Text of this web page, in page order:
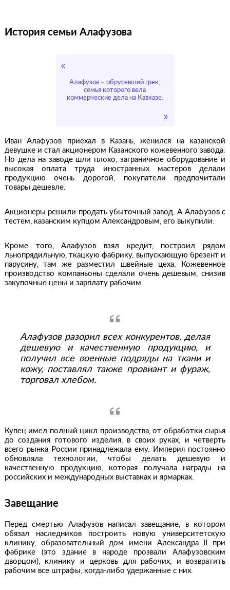
История семьи Алафузова
Алафузов – обрусевший грек,
семья которого вела
коммерческие дела на Кавказе.
Иван Алафузов приехал в Казань, женился на казанской
девушке и стал акционером Казанского кожевенного завода.
Но дела на заводе шли плохо, заграничное оборудование и
высокая оплата труда иностранных мастеров делали
продукцию очень дорогой, покупатели предпочитали
товары дешевле.
Акционеры решили продать убыточный завод. А Алафузов с
тестем, казанским купцом Александровым, его выкупили.
Кроме того, Алафузов взял кредит, построил рядом
льнопрядильную, ткацкую фабрику, выпускающую брезент и
парусину, там же разместил швейные цеха. Кожевенное
производство компаньоны сделали очень дешевым, снизив
закупочные цены и зарплату рабочим.
Алафузов разорил всех конкурентов, делая
дешевую и качественную продукцию, и
получил все военные подряды на ткани и
кожу, поставлял также провиант и фураж,
торговал хлебом.
Купец имел полный цикл производства, от обработки сырья
до создания готового изделия, в своих руках, и четверть
всего рынка России принадлежала ему. Империя постоянно
обновляла технологии, чтобы делать дешевую и
качественную продукцию, которая получала награды на
российских и международных выставках и ярмарках.
Завещание
Перед смертью Алафузов написал завещание, в котором
обязал наследников построить новую университетскую
клинику, образовательный дом имени Александра II при
фабрике (это здание в народе прозвали Алафузовским
дворцом), клинику и церковь для рабочих, и возвратить
рабочим все штрафы, когда-либо удержанные с них.